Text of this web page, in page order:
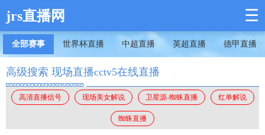
jrs直播网 ☰
全部赛事 世界杯直播 中超直播 英超直播 德甲直播
高级搜索 现场直播cctv5在线直播
高清直播信号 现场美女解说 卫星源-蜘蛛直播 红单解说
蜘蛛直播